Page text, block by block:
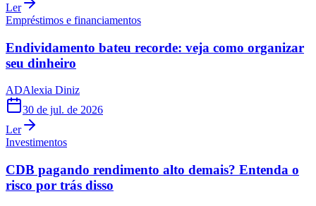
Ler
Empréstimos e financiamentos
Endividamento bateu recorde: veja como organizar
seu dinheiro
ADAlexia Diniz
30 de jul. de 2026
Ler
Investimentos
CDB pagando rendimento alto demais? Entenda o
risco por trás disso